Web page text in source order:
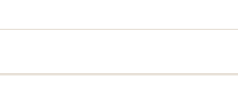
i receptionen så att du slipper köa till bageriet
kan du koppla av i poolen eller i bastun.
d'Or är en bra utgångspunkt för en lyckad